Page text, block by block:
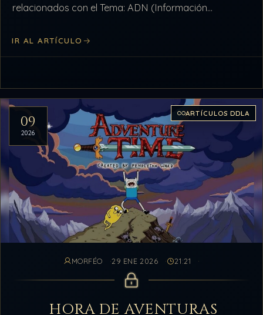
relacionados con el Tema: ADN (Información
Se…
IR AL ARTÍCULO
09
2026
ARTÍCULOS DDLA
MORFÉO 29 ENE 2026 21:21
HORA DE AVENTURAS